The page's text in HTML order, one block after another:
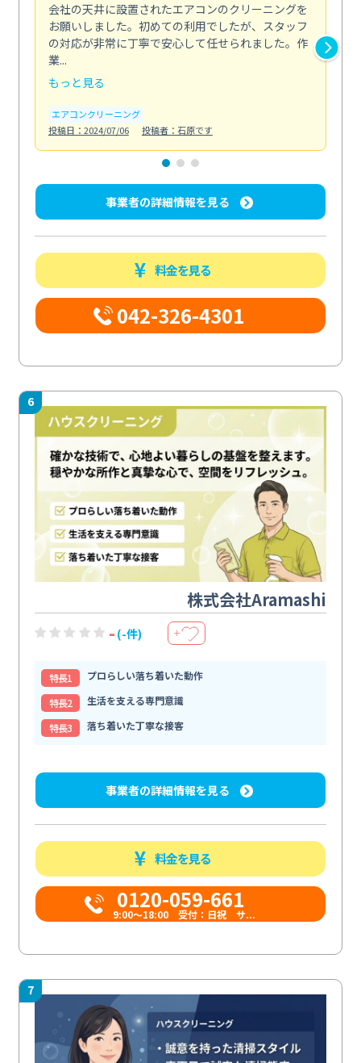
会社の天井に設置されたエアコンのクリーニングを
お願いしました。初めての利用でしたが、スタッフ
の対応が非常に丁寧で安心して任せられました。作
業...
もっと見る
エアコンクリーニング
投稿日：2024/07/06
投稿者：石原です
事業者の詳細情報を見る
料金を見る
042-326-4301
6
株式会社Aramashi
- (-件) ＋
特⻑1
プロらしい落ち着いた動作
特⻑2
生活を支える専門意識
特⻑3
落ち着いた丁寧な接客
事業者の詳細情報を見る
料金を見る
0120-059-661
9:00〜18:00 受付：日祝 サ...
7